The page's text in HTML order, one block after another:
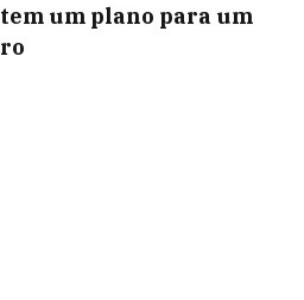
um plano para um